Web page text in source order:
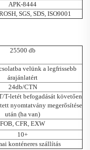
APK-8444
SGS, SDS, ISO9001
25500 db
velünk a legfrissebb
árajánlatért
24db/CTN
T-letét befogadását követően
nyomtatvány megerősítése
után (ha van)
FOB, CFR, EXW
10+
konténeres szállítás